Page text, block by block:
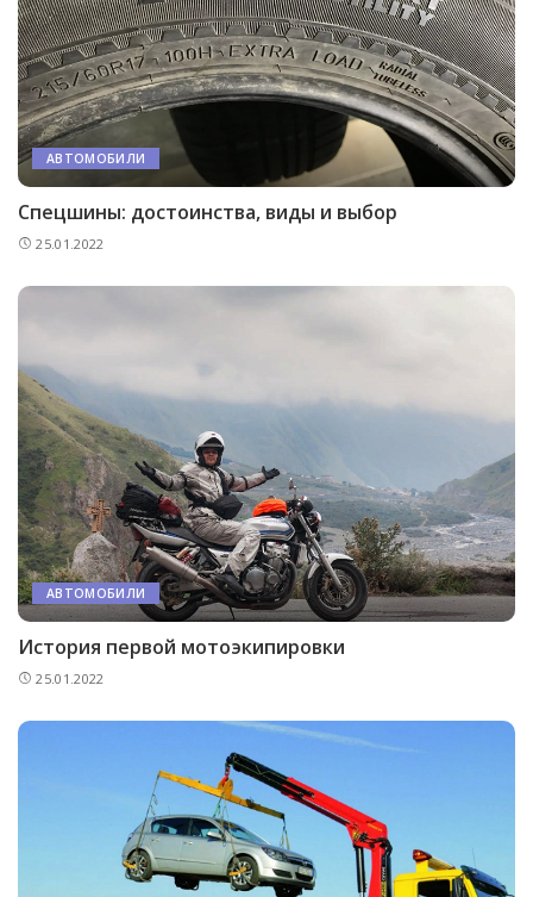
АВТОМОБИЛИ
Спецшины: достоинства, виды и выбор
25.01.2022
АВТОМОБИЛИ
История первой мотоэкипировки
25.01.2022